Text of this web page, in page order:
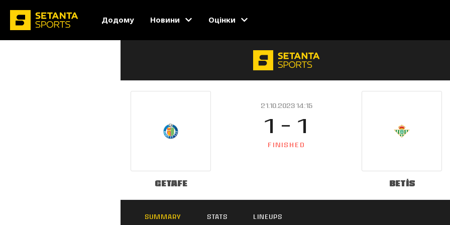
Додому Новини Оцінки
Getafe
21.10.2023 14:15
1 - 1
FINISHED
Betis
SUMMARY STATS LINEUPS